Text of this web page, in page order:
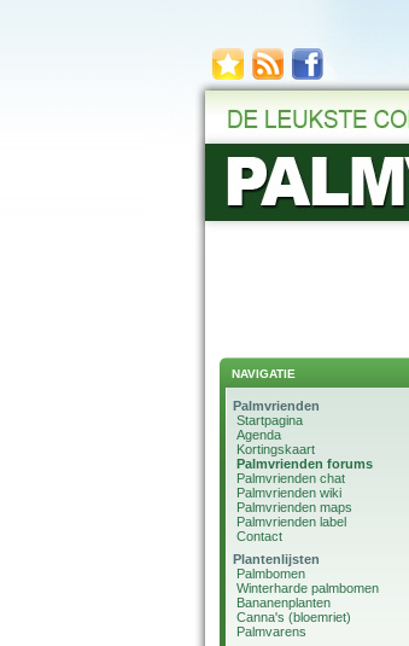
NAVIGATIE
Palmvrienden
Startpagina
Agenda
Kortingskaart
Palmvrienden forums
Palmvrienden chat
Palmvrienden wiki
Palmvrienden maps
Palmvrienden label
Contact
Plantenlijsten
Palmbomen
Winterharde palmbomen
Bananenplanten
Canna's (bloemriet)
Palmvarens